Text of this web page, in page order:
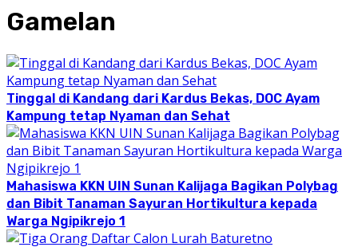
Gamelan
Tinggal di Kandang dari Kardus Bekas, DOC Ayam
Kampung tetap Nyaman dan Sehat
Mahasiswa KKN UIN Sunan Kalijaga Bagikan Polybag
dan Bibit Tanaman Sayuran Hortikultura kepada
Warga Ngipikrejo 1